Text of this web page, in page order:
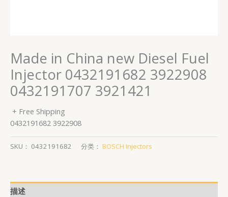
Made in China new Diesel Fuel
Injector 0432191682 3922908
0432191707 3921421
+ Free Shipping
0432191682 3922908
SKU： 0432191682 分类： BOSCH Injectors
描述